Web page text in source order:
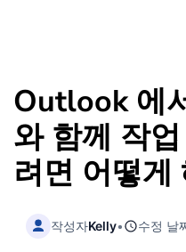
Outlook 에
와 함께 작
려면 어떻게
작성자Kelly• 수정 날